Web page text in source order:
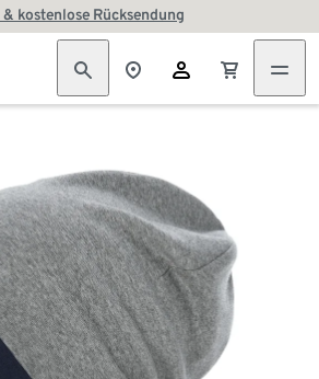
kostenlose Rücksendung